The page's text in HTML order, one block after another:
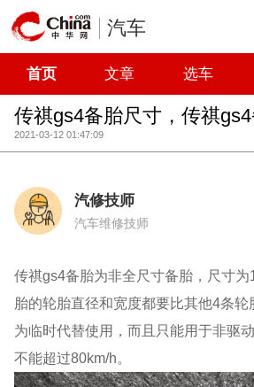
汽车
首页 文章 选车
传祺gs4备胎尺寸，传祺
2021-03-12 01:47:09
汽修技师
汽车维修技师
传祺gs4备胎为非全尺寸备胎，尺寸
胎的轮胎直径和宽度都要比其他4条
为临时代替使用，而且只能用于非驱
不能超过80km/h。